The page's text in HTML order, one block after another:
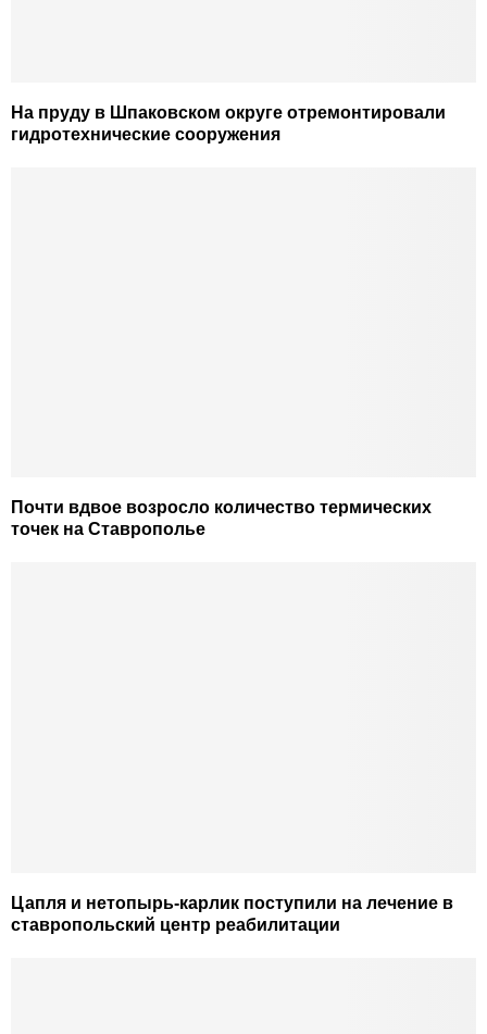
На пруду в Шпаковском округе отремонтировали
гидротехнические сооружения
Почти вдвое возросло количество термических
точек на Ставрополье
Цапля и нетопырь-карлик поступили на лечение в
ставропольский центр реабилитации